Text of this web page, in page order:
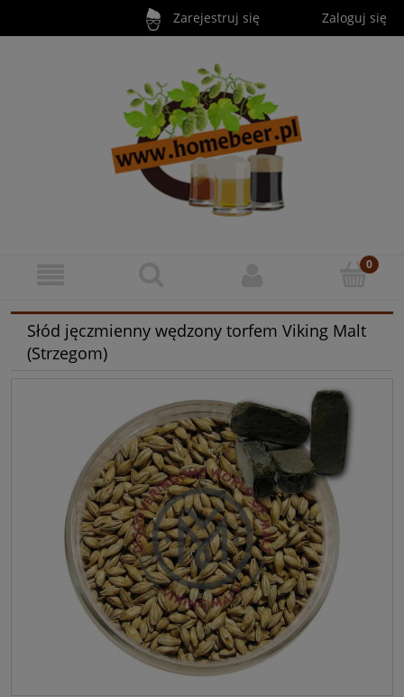
Zarejestruj się Zaloguj się
Słód jęczmienny wędzony torfem Viking Malt
(Strzegom)